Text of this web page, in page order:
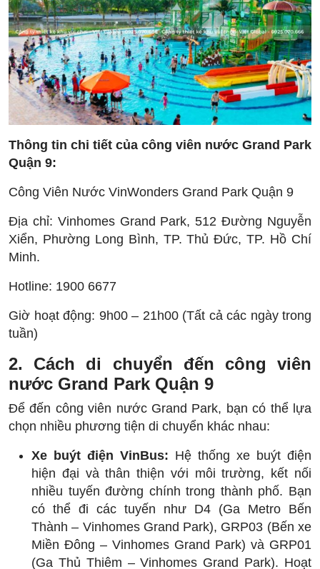
Thông tin chi tiết của công viên nước Grand Park
Quận 9:
Công Viên Nước VinWonders Grand Park Quận 9
Địa chỉ: Vinhomes Grand Park, 512 Đường Nguyễn
Xiển, Phường Long Bình, TP. Thủ Đức, TP. Hồ Chí
Minh.
Hotline: 1900 6677
Giờ hoạt động: 9h00 – 21h00 (Tất cả các ngày trong
tuần)
2. Cách di chuyển đến công viên
nước Grand Park Quận 9
Để đến công viên nước Grand Park, bạn có thể lựa
chọn nhiều phương tiện di chuyển khác nhau:
Xe buýt điện VinBus: Hệ thống xe buýt điện
hiện đại và thân thiện với môi trường, kết nối
nhiều tuyến đường chính trong thành phố. Bạn
có thể đi các tuyến như D4 (Ga Metro Bến
Thành – Vinhomes Grand Park), GRP03 (Bến xe
Miền Đông – Vinhomes Grand Park) và GRP01
(Ga Thủ Thiêm – Vinhomes Grand Park). Hoạt